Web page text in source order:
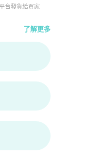
台發貨給買家
了解更多
紹